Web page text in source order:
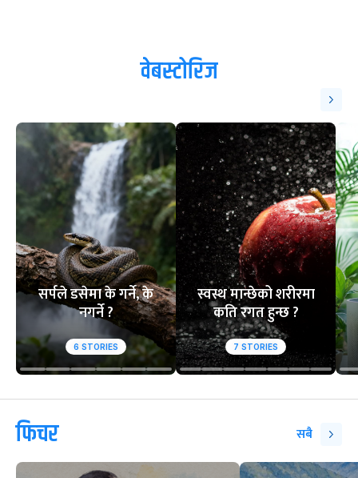
वेबस्टोरिज
सर्पले डसेमा के गर्ने, के
नगर्ने ?
6 STORIES
स्वस्थ मान्छेको शरीरमा
कति रगत हुन्छ ?
7 STORIES
फिचर सबै